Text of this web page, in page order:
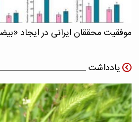
موفقیت محققان ایرانی در ایجاد
یادداشت